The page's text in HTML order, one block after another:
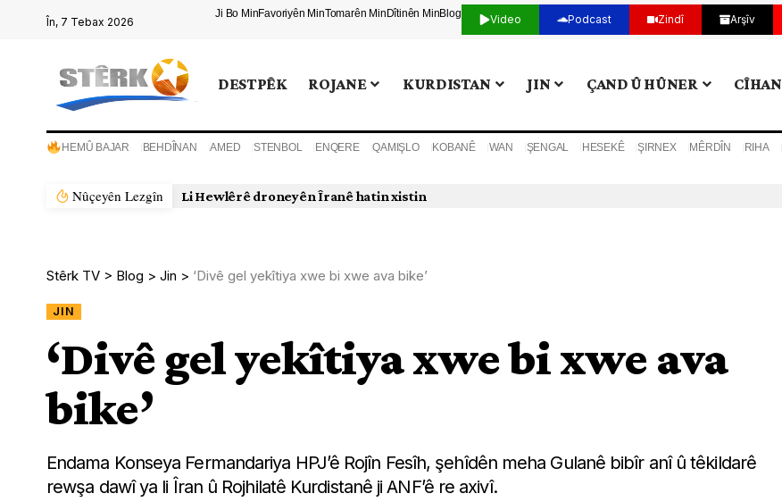
În, 7 Tebax 2026
Ji Bo MinFavoriyên MinTomarên Min Dîtinên MinBlog Video Podcast Zindî Arşîv
DESTPÊK ROJANE KURDISTAN JIN ÇAND Û HÛNER CÎHAN
HEMÛ BAJAR BEHDÎNAN AMED STENBOL ENQERE QAMIŞLO KOBANÊ WAN ŞENGAL HESEKÊ ŞIRNEX MÊRDÎN RIHA
Nûçeyên Lezgîn Rejîma Îranê xwepêşanderek din bi darve kir
Stêrk TV > Blog > Jin > ‘Divê gel yekîtiya xwe bi xwe ava bike’
JIN
‘Divê gel yekîtiya xwe bi xwe ava
bike’
Endama Konseya Fermandariya HPJ’ê Rojîn Fesîh, şehîdên meha Gulanê bibîr anî û têkildarê
rewşa dawî ya li Îran û Rojhilatê Kurdistanê ji ANF’ê re axivî.